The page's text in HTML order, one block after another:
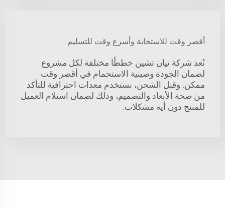
أقصر وقت للاستجابة وأسرع وقت للتسليم
تُعد شركة تيان تشين خططًا مختلفة لكل مشروع
لضمان الجودة وصينية الاستحمام في أقصر وقت
ممكن. وقبل الشحن، نستخدم معدات احترافية للتأكد
من صحة الأبعاد والتصميم، وذلك لضمان استلام العميل
للمنتج دون أية مشكلات.